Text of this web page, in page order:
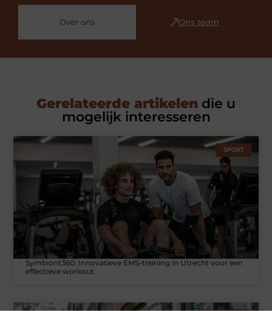
Over ons Ons team
Gerelateerde artikelen die u
mogelijk interesseren
SPORT
Symbiont360: Innovatieve EMS-training in Utrecht voor een
effectieve workout